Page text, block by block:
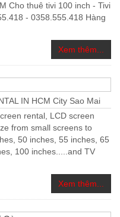
Cho thuê tivi 100 inch - Tivi
- 0358.555.418 Hàng
Xem thêm...
IN HCM City Sao Mai
rental, LCD screen
from small screens to
50 inches, 55 inches, 65
100 inches.....and TV
Xem thêm...